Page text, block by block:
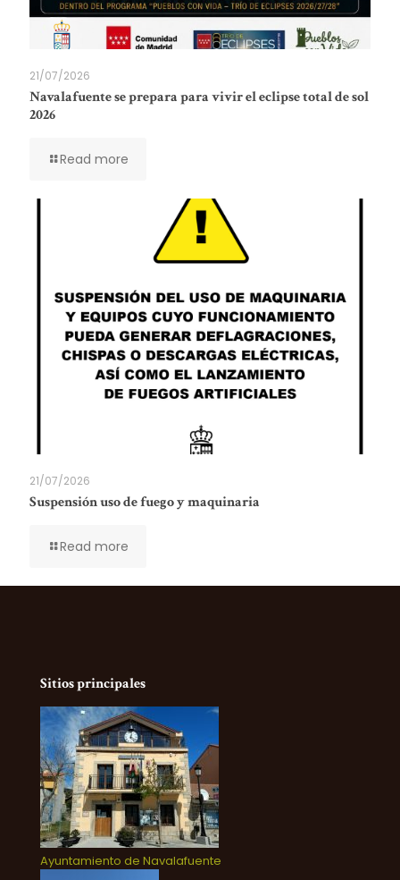
21/07/2026
Navalafuente se prepara para vivir el eclipse total de sol
2026
Read more
21/07/2026
Suspensión uso de fuego y maquinaria
Read more
Sitios principales
Ayuntamiento de Navalafuente